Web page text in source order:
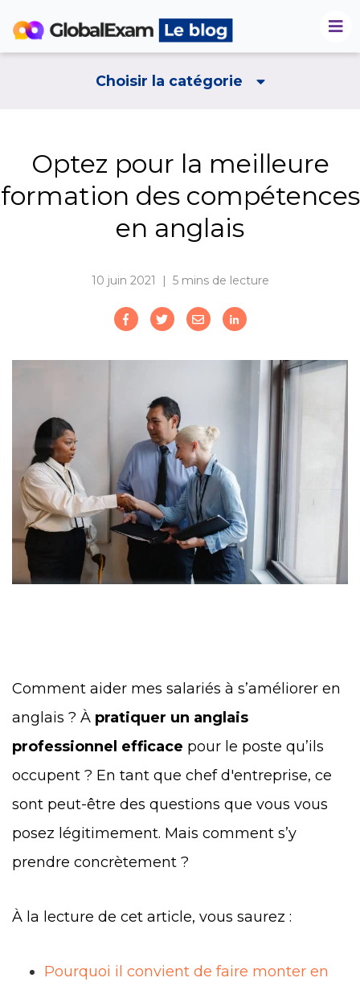
Choisir la catégorie
Optez pour la meilleure
formation des compétences
en anglais
10 juin 2021 | 5 mins de lecture
Comment aider mes salariés à s’améliorer en
anglais ? À pratiquer un anglais
professionnel efficace pour le poste qu’ils
occupent ? En tant que chef d'entreprise, ce
sont peut-être des questions que vous vous
posez légitimement. Mais comment s’y
prendre concrètement ?
À la lecture de cet article, vous saurez :
Pourquoi il convient de faire monter en